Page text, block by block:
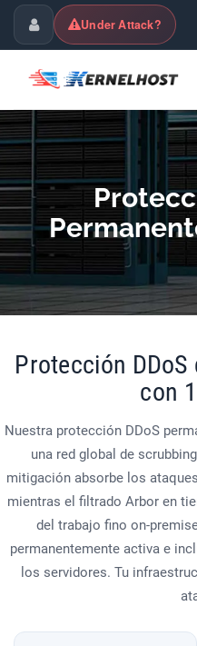
Área de ClienteUnder Attack?
Protección
con
Nuestra protección DDoS
una red global de
mitigación absorbe los
mientras el filtrado Arbor en
del trabajo fino on-
permanentemente activa e
los servidores. Tu